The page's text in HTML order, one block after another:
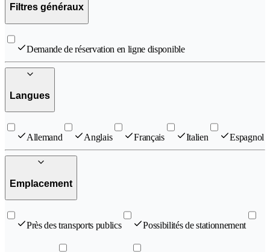
Filtres généraux
Demande de réservation en ligne disponible
Langues
Allemand Anglais Français Italien Espagnol
Emplacement
Près des transports publics Possibilités de stationnement